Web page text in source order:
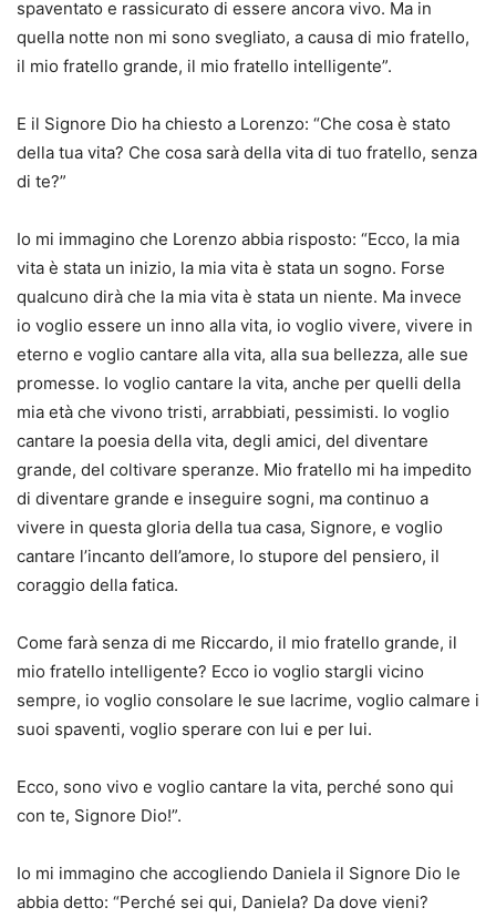
spaventato e rassicurato di essere ancora vivo. Ma in
quella notte non mi sono svegliato, a causa di mio fratello,
il mio fratello grande, il mio fratello intelligente”.
E il Signore Dio ha chiesto a Lorenzo: “Che cosa è stato
della tua vita? Che cosa sarà della vita di tuo fratello, senza
di te?”
Io mi immagino che Lorenzo abbia risposto: “Ecco, la mia
vita è stata un inizio, la mia vita è stata un sogno. Forse
qualcuno dirà che la mia vita è stata un niente. Ma invece
io voglio essere un inno alla vita, io voglio vivere, vivere in
eterno e voglio cantare alla vita, alla sua bellezza, alle sue
promesse. Io voglio cantare la vita, anche per quelli della
mia età che vivono tristi, arrabbiati, pessimisti. Io voglio
cantare la poesia della vita, degli amici, del diventare
grande, del coltivare speranze. Mio fratello mi ha impedito
di diventare grande e inseguire sogni, ma continuo a
vivere in questa gloria della tua casa, Signore, e voglio
cantare l’incanto dell’amore, lo stupore del pensiero, il
coraggio della fatica.
Come farà senza di me Riccardo, il mio fratello grande, il
mio fratello intelligente? Ecco io voglio stargli vicino
sempre, io voglio consolare le sue lacrime, voglio calmare i
suoi spaventi, voglio sperare con lui e per lui.
Ecco, sono vivo e voglio cantare la vita, perché sono qui
con te, Signore Dio!”.
Io mi immagino che accogliendo Daniela il Signore Dio le
abbia detto: “Perché sei qui, Daniela? Da dove vieni?